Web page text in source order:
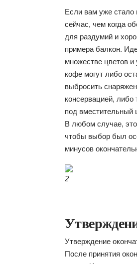
Если вам уже
сейчас, чем когда
для раздумий и
примера балкон.
множестве цветов и
кофе могут либо
выбросить
консервацией, либо
под
В любом случае,
чтобы выбор был
минусов
2
Утверждение
После принятия